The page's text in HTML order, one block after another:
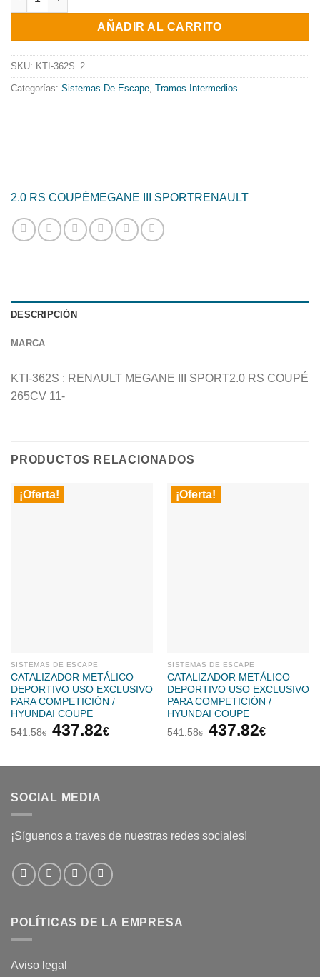
original
era:
190.00€.
actual
es:
153.60€.
AÑADIR AL CARRITO
SKU: KTI-362S_2
Categorías: Sistemas De Escape, Tramos Intermedios
2.0 RS COUPÉMEGANE III SPORTRENAULT
DESCRIPCIÓN
MARCA
KTI-362S : RENAULT MEGANE III SPORT2.0 RS COUPÉ
265CV 11-
PRODUCTOS RELACIONADOS
¡Oferta!
SISTEMAS DE ESCAPE
CATALIZADOR METÁLICO
DEPORTIVO USO EXCLUSIVO
PARA COMPETICIÓN /
HYUNDAI COUPE
541.58€
El
original
541.58€.
437.82€El
actual
¡Oferta!
SISTEMAS DE ESCAPE
CATALIZADOR METÁLICO
DEPORTIVO USO EXCLUSIVO
PARA COMPETICIÓN /
HYUNDAI COUPE
541.58€
El
original
437.82€El
actual
SOCIAL MEDIA
¡Síguenos a traves de nuestras redes sociales!
POLÍTICAS DE LA EMPRESA
Aviso legal